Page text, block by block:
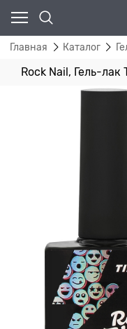
Главная Каталог
Rock Nail, Гель-